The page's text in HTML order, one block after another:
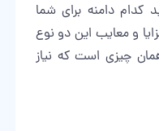
دامنه برای شما
و معایب این دو نوع
چیزی است که نیاز